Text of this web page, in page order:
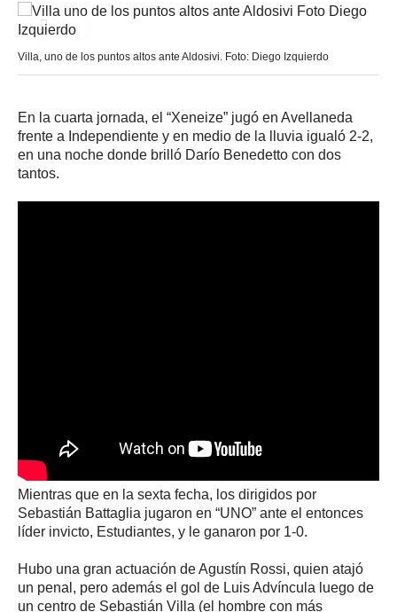
Villa, uno de los puntos altos ante Aldosivi. Foto: Diego Izquierdo
En la cuarta jornada, el “Xeneize” jugó en Avellaneda
frente a Independiente y en medio de la lluvia igualó 2-2,
en una noche donde brilló Darío Benedetto con dos
tantos.
Mientras que en la sexta fecha, los dirigidos por
Sebastián Battaglia jugaron en “UNO” ante el entonces
líder invicto, Estudiantes, y le ganaron por 1-0.
Hubo una gran actuación de Agustín Rossi, quien atajó
un penal, pero además el gol de Luis Advíncula luego de
un centro de Sebastián Villa (el hombre con más